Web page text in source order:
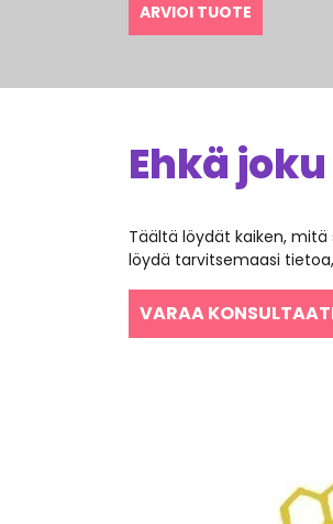
ARVIOI TUOTE
Ehkä
Täältä löydät kaiken,
löydä tarvitsemaasi
VARAA